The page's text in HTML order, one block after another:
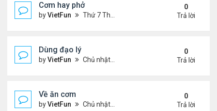
Cơm hay phở
byVietFun Thứ 7 Tháng 11 20, 2021 8:07 pm
0
Trả lời
Dùng đạo lý
byVietFun Chủ nhật Tháng 11 14, 2021 9:35 pm
0
Trả lời
Về ăn cơm
byVietFun Chủ nhật Tháng 11 14, 2021 9:34 pm
0
Trả lời